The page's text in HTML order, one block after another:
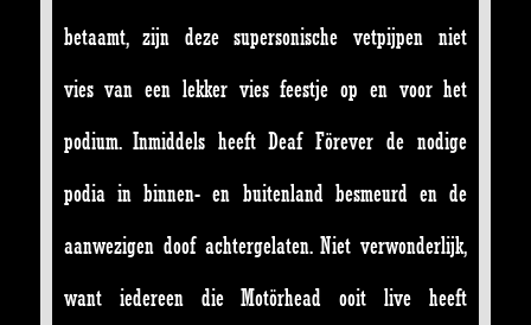
betaamt, zijn deze supersonische vetpijpen niet
vies van een lekker vies feestje op en voor het
podium. Inmiddels heeft Deaf Förever de nodige
podia in binnen- en buitenland besmeurd en de
aanwezigen doof achtergelaten. Niet verwonderlijk,
want iedereen die Motörhead ooit live heeft